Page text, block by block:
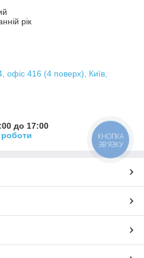
рік
офіс 416 (4 поверх), Київ,
до 17:00
роботи
КНОПКА
ЗВ'ЯЗКУ